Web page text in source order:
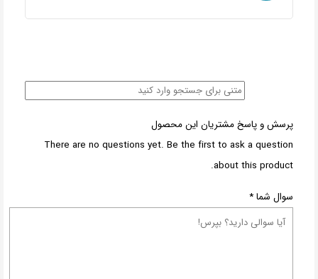
پرسش و پاسخ مشتریان این محصول
There are no questions yet. Be the first to ask a question
about this product.
سوال شما*